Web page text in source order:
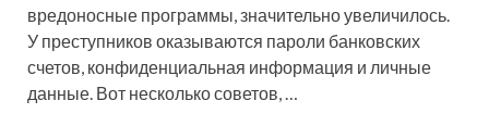
вредоносные программы, значительно увеличилось.
У преступников оказываются пароли банковских
счетов, конфиденциальная информация и личные
данные. Вот несколько советов, …